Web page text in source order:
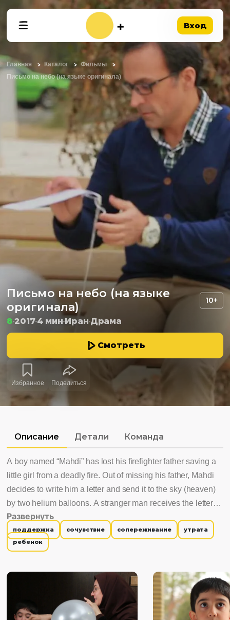
Вход
Главная Каталог
Фильмы
Письмо на небо (на языке оригинала)
Письмо на небо (на языке
оригинала)
10+
8 20174 мин ИранДрама
Смотреть
Избранное Поделиться
Описание Детали Команда
A boy named “Mahdi” has lost his firefighter father saving a
little girl from a deadly fire. Out of missing his father, Mahdi
decides to write him a letter and send it to the sky (heaven)
by two helium balloons. A stranger man receives the letter
accidentally, reads it and decides to reply on behalf of
Mahdi’s father to end his confusionand grief.
Развернуть
поддержка сочувствие сопереживание
утрата
ребенок